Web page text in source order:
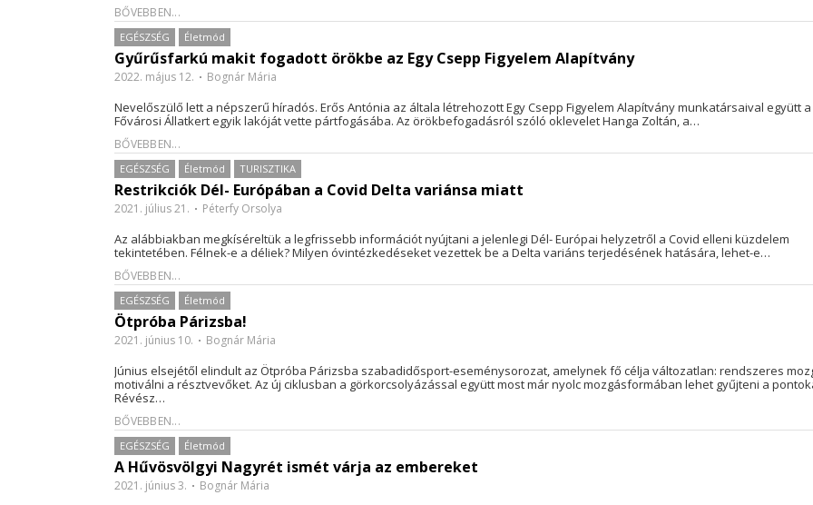
BŐVEBBEN...
EGÉSZSÉG Életmód
Gyűrűsfarkú makit fogadott örökbe az Egy Csepp Figyelem Alapítvány
2022. május 12. Bognár Mária
Nevelőszülő lett a népszerű híradós. Erős Antónia az általa létrehozott Egy Csepp Figyelem Alapítvány munkatársaival együtt a
Fővárosi Állatkert egyik lakóját vette pártfogásába. Az örökbefogadásról szóló oklevelet Hanga Zoltán, a…
BŐVEBBEN...
EGÉSZSÉG Életmód TURISZTIKA
Restrikciók Dél- Európában a Covid Delta variánsa miatt
2021. július 21. Péterfy Orsolya
Az alábbiakban megkíséreltük a legfrissebb információt nyújtani a jelenlegi Dél- Európai helyzetről a Covid elleni küzdelem
tekintetében. Félnek-e a déliek? Milyen óvintézkedéseket vezettek be a Delta variáns terjedésének hatására, lehet-e…
BŐVEBBEN...
EGÉSZSÉG Életmód
Ötpróba Párizsba!
2021. június 10. Bognár Mária
Június elsejétől elindult az Ötpróba Párizsba szabadidősport-eseménysorozat, amelynek fő célja változatlan: rendszeres
motiválni a résztvevőket. Az új ciklusban a görkorcsolyázással együtt most már nyolc mozgásformában lehet gyűjteni a
Révész…
BŐVEBBEN...
EGÉSZSÉG Életmód
A Hűvösvölgyi Nagyrét ismét várja az embereket
2021. június 3. Bognár Mária